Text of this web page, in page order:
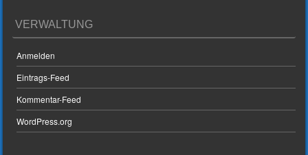
VERWALTUNG
Anmelden
Eintrags-Feed
Kommentar-Feed
WordPress.org